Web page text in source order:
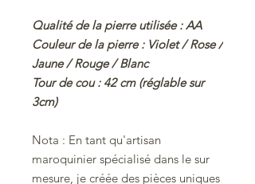
Qualité de la pierre utilisée : AA
Couleur de la pierre : Violet / Rose /
Jaune / Rouge / Blanc
Tour de cou : 42 cm (réglable sur
3cm)
Nota : En tant qu'artisan
maroquinier spécialisé dans le sur
mesure, je créée des pièces uniques